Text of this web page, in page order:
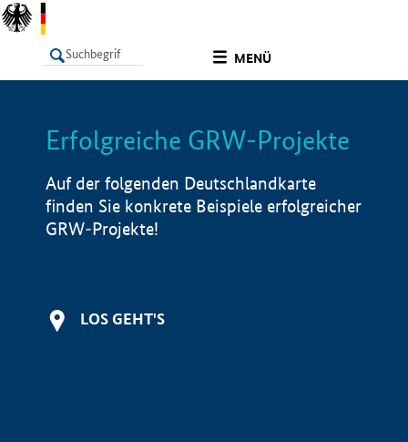
MENÜ
LISTE Info
Erfolgreiche GRW-Projekte
Auf der folgenden Deutschlandkarte
finden Sie konkrete Beispiele erfolgreicher
GRW-Projekte!
LOS GEHT'S